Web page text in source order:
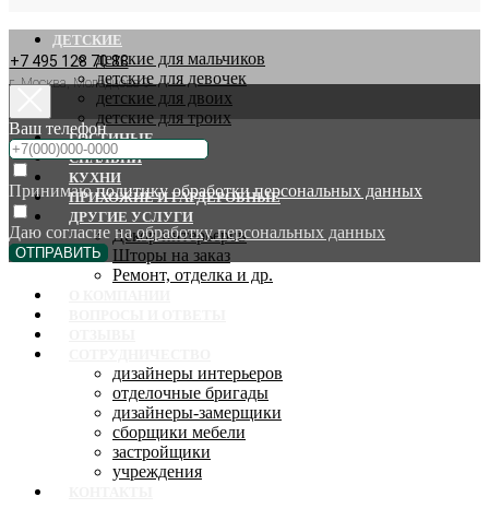
+7 495 128 70 88
г. Москва, Молодцова 9
ДЕТСКИЕ
детские для мальчиков
детские для девочек
детские для двоих
детские для троих
ГОСТИНЫЕ
СПАЛЬНИ
КУХНИ
ПРИХОЖИЕ И ГАРДЕРОБНЫЕ
ДРУГИЕ УСЛУГИ
Декор интерьеров
Шторы на заказ
Ремонт, отделка и др.
дизайнеры интерьеров
отделочные бригады
дизайнеры-замерщики
сборщики мебели
застройщики
учреждения
Ваш телефон
Принимаюполитику обработки персональных данных
Даю согласие наобработку персональных данных
ОТПРАВИТЬ